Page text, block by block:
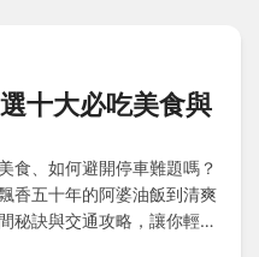
十大必吃美食與
食、如何避開停車難題嗎？
香五十年的阿婆油飯到清爽
秘訣與交通攻略，讓你輕鬆